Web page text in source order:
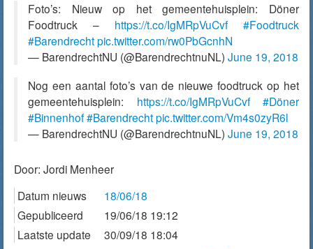
Foto’s: Nieuw op het gemeentehuisplein: Döner
Foodtruck – https://t.co/IgMRpVuCvf
#Foodtruck
#Barendrechtpic.twitter.com/rw0PbGcnhN
— BarendrechtNU (@BarendrechtnuNL) June 19, 2018
Nog een aantal foto’s van de nieuwe foodtruck op het
gemeentehuisplein: https://t.co/IgMRpVuCvf
#Döner
#Binnenhof#Barendrechtpic.twitter.com/Vm4s0zyR6l
— BarendrechtNU (@BarendrechtnuNL) June 19, 2018
Door: Jordi Menheer
Datum nieuws
18/06/18
Gepubliceerd
19/06/18 19:12
Laatste update
30/09/18 18:04